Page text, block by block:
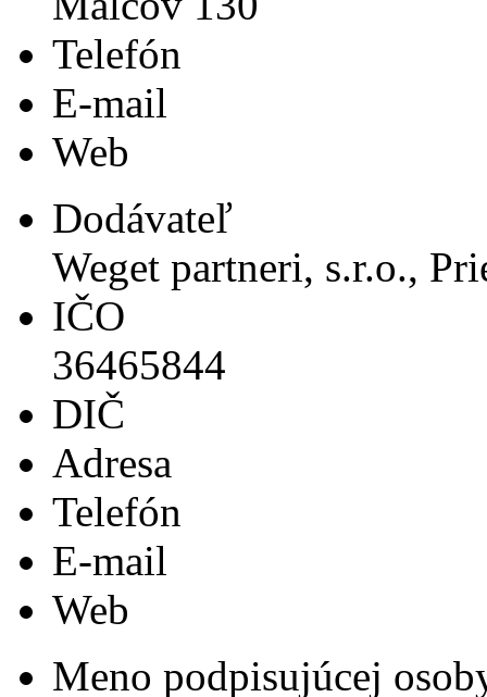
Telefón
E-mail
Web
Dodávateľ
Weget partneri, s.r.o.,
IČO
36465844
DIČ
Adresa
Telefón
E-mail
Web
Meno podpisujúcej